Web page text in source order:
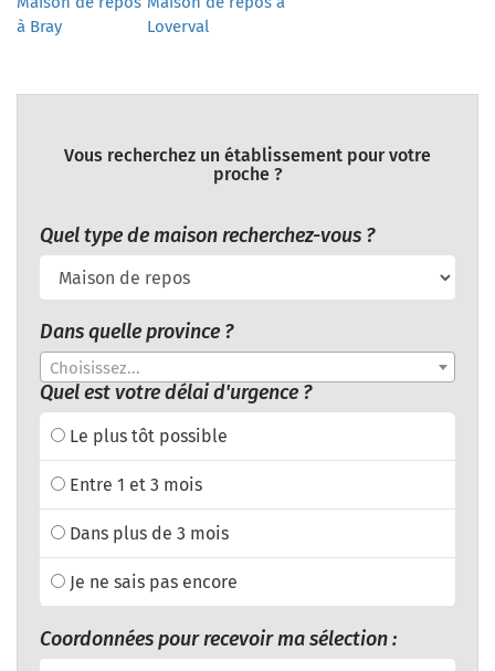
à Bray
Loverval
Vous recherchez un établissement pour votre
proche ?
Quel type de maison recherchez-vous ?
Dans quelle province ?
Choisissez...
Quel est votre délai d'urgence ?
Le plus tôt possible
Entre 1 et 3 mois
Dans plus de 3 mois
Je ne sais pas encore
Coordonnées pour recevoir ma sélection :